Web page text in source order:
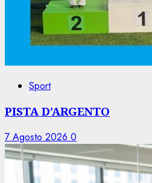
Sport
PISTA D’ARGENTO
7 Agosto 2026 0